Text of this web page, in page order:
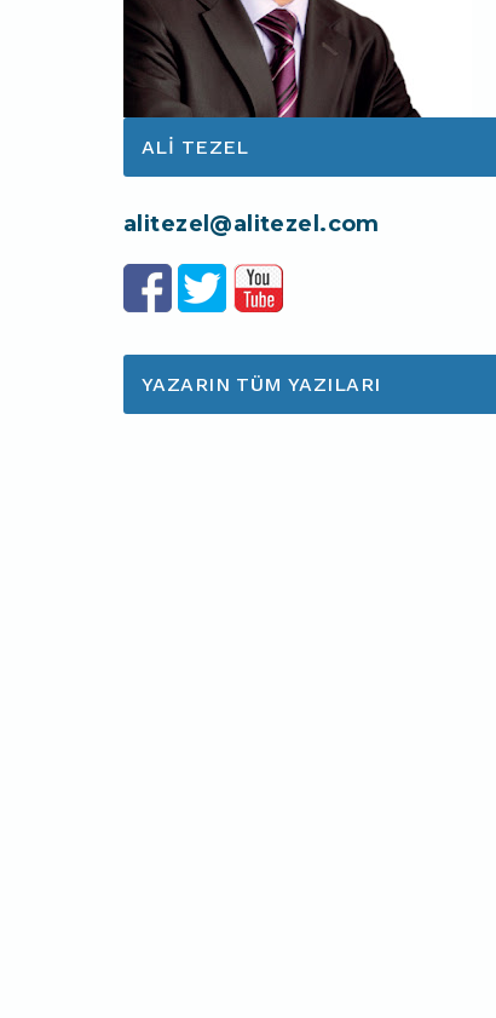
ALI TEZEL
alitezel@alitezel.com
YAZARIN TÜM YAZILARI